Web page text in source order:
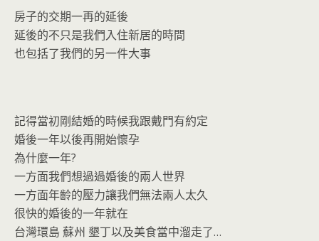
房子的交期一再的延後
延後的不只是我們入住新居的時間
也包括了我們的另一件大事
記得當初剛結婚的時候我跟戴門有約定
婚後一年以後再開始懷孕
為什麼一年?
一方面我們想過過婚後的兩人世界
一方面年齡的壓力讓我們無法兩人太久
很快的婚後的一年就在
台灣環島 蘇州 墾丁以及美食當中溜走了…